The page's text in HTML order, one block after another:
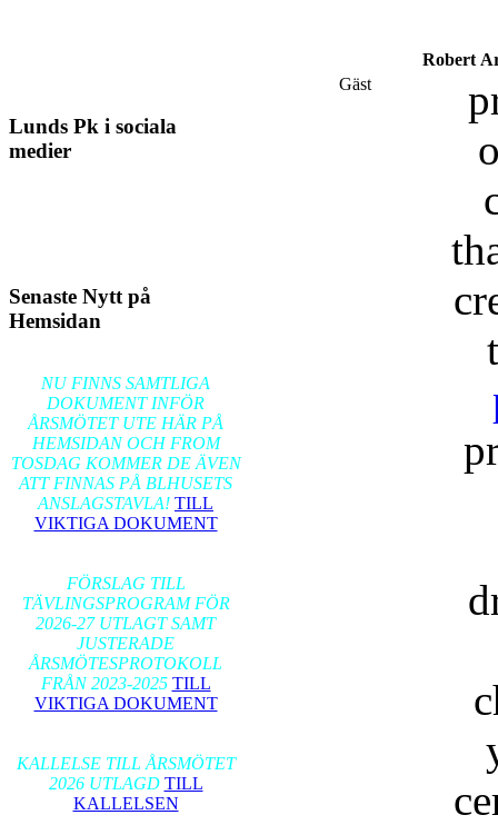
Lunds Pk i sociala
medier
Senaste Nytt på
Hemsidan
NU FINNS SAMTLIGA
DOKUMENT INFÖR
ÅRSMÖTET UTE HÄR PÅ
HEMSIDAN OCH FROM
TOSDAG KOMMER DE ÄVEN
ATT FINNAS PÅ BLHUSETS
ANSLAGSTAVLA! TILL
VIKTIGA DOKUMENT
FÖRSLAG TILL
TÄVLINGSPROGRAM FÖR
2026-27 UTLAGT SAMT
JUSTERADE
ÅRSMÖTESPROTOKOLL
FRÅN 2023-2025 TILL
VIKTIGA DOKUMENT
KALLELSE TILL ÅRSMÖTET
2026 UTLAGD TILL
KALLELSEN
Robert
Gäst